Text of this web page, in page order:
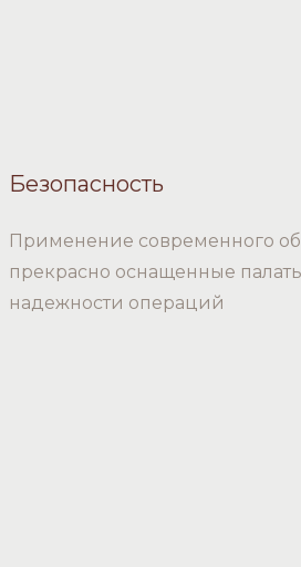
Безопасность
Применение современного
прекрасно оснащенные
надежности операций